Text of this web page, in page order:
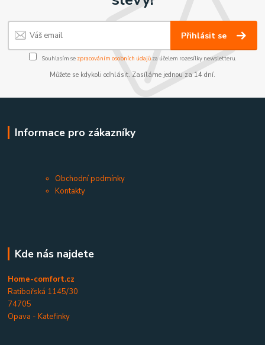
Přihlásit se
Souhlasím se zpracováním osobních údajůza účelem rozesílky newsletteru.
Můžete se kdykoli odhlásit. Zasíláme jednou za 14 dní.
Informace pro zákazníky
Obchodní podmínky
Kontakty
Kde nás najdete
Home-comfort.cz
Ratibořská 1145/30
74705
Opava - Kateřinky